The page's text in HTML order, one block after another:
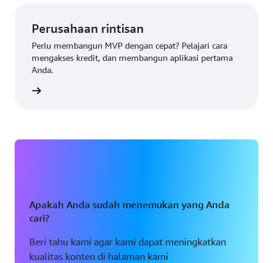
Perusahaan rintisan
Perlu membangun MVP dengan cepat? Pelajari cara
mengakses kredit, dan membangun aplikasi pertama
Anda.
Apakah Anda sudah menemukan yang Anda
cari?
Beri tahu kami agar kami dapat meningkatkan
kualitas konten di halaman kami